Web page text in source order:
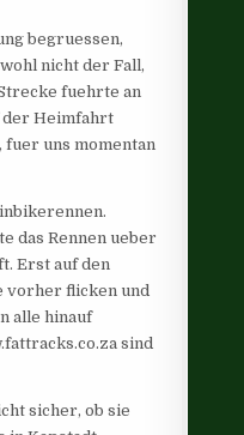
begruessen,
nicht der Fall,
fuehrte an
der Heimfahrt
fuer uns momentan
das Rennen ueber
Erst auf den
vorher flicken und
alle hinauf
sind
sicher, ob sie